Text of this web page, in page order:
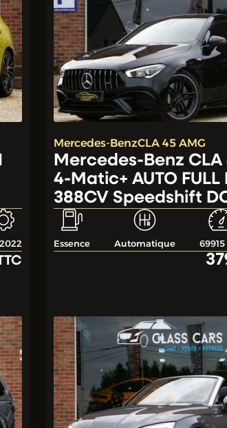
Mercedes-BenzCLA 45 AMG
Mercedes-Benz CLA
4-Matic+ AUTO FULL
388CV Speedshift
Essence Automatique 69915